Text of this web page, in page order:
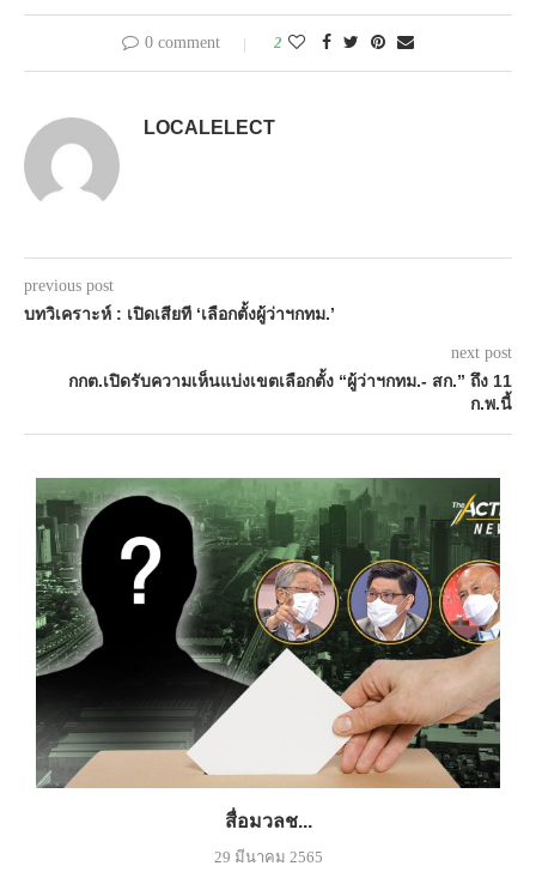
0 comment 2
LOCALELECT
previous post
บทวิเคราะห์ : เปิดเสียที ‘เลือกตั้งผู้ว่าฯกทม.’
next post
กกต.เปิดรับความเห็นแบ่งเขตเลือกตั้ง “ผู้ว่าฯกทม.- สก.” ถึง 11
ก.พ.นี้
สื่อมวลช...
29 มีนาคม 2565